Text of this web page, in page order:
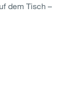
dem Tisch –